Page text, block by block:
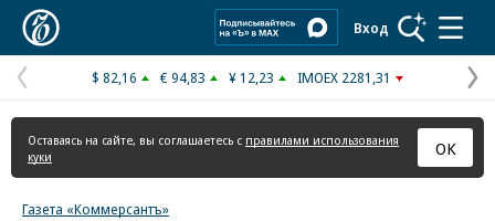
Вход
Предыдущая
страница
$ 82,16 € 94,83 ¥ 12,23 IMOEX 2281,31
Оставаясь на сайте, вы соглашаетесь с правилами использования
куки
ОК
Газета «Коммерсантъ»